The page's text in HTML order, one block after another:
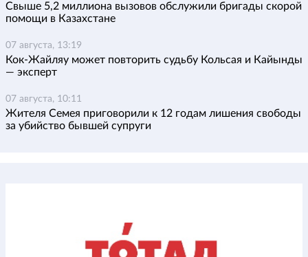
Свыше 5,2 миллиона вызовов обслужили бригады скорой
помощи в Казахстане
07 августа, 13:19
Кок-Жайляу может повторить судьбу Кольсая и Кайынды
— эксперт
07 августа, 10:11
Жителя Семея приговорили к 12 годам лишения свободы
за убийство бывшей супруги